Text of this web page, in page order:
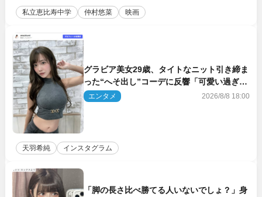
私立恵比寿中学 仲村悠菜 映画
グラビア美女29歳、タイトなニット引き締ま
った“へそ出し”コーデに反響「可愛い過ぎ
る」
エンタメ 2026/8/8 18:00
天羽希純 インスタグラム
「脚の長さ比べ勝てる人いないでしょ？」身